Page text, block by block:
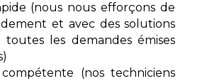
(nous nous efforçons de
et avec des solutions
les demandes émises
(nos techniciens